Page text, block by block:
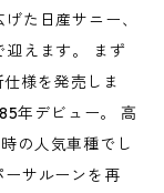
た日産サニー、
迎えます。 まず
様を発売しま
年デビュー。 高
の人気車種でし
サルーンを再